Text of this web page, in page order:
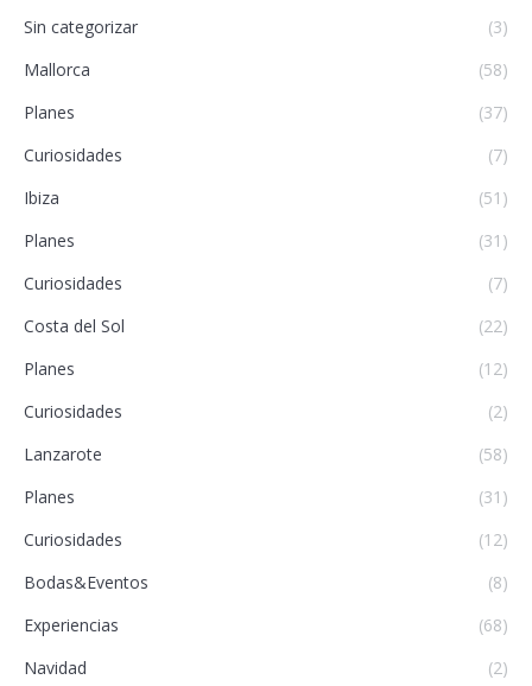
Sin categorizar
(3)
Mallorca
(58)
Planes
(37)
Curiosidades
(7)
Ibiza
(51)
Planes
(31)
Curiosidades
(7)
Costa del Sol
(22)
Planes
(12)
Curiosidades
(2)
Lanzarote
(58)
Planes
(31)
Curiosidades
(12)
Bodas&Eventos
(8)
Experiencias
(68)
Navidad
(2)